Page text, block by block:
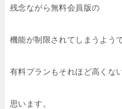
残念ながら無料会員版の
機能が制限されてしまうよう
有料プランもそれほど高くな
思います。